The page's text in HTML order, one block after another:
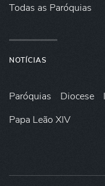
Todas as Paróquias
NOTÍCIAS
Paróquias Diocese
Papa Leão XIV